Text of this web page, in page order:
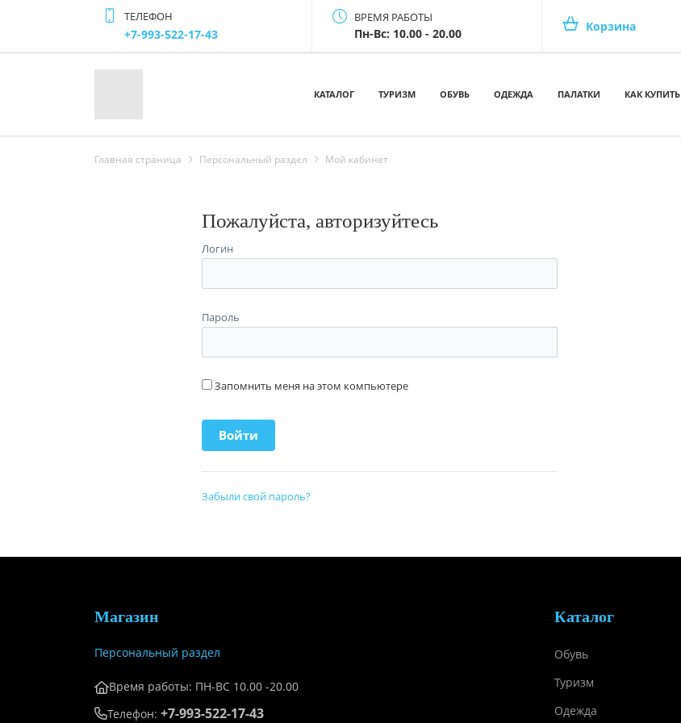
ТЕЛЕФОН
+7-993-522-17-43
ВРЕМЯ РАБОТЫ
Пн-Вс: 10.00 - 20.00 Корзина
КАТАЛОГ ТУРИЗМ ОБУВЬ ОДЕЖДА ПАЛАТКИ КАК КУПИТЬ
Главная страница Персональный раздел Мой кабинет
Пожалуйста, авторизуйтесь
Логин
Пароль
Запомнить меня на этом компьютере
Забыли свой пароль?
Магазин
Персональный раздел
Время работы: ПН-ВС 10.00 -20.00
Телефон: +7-993-522-17-43
Каталог
Обувь
Туризм
Одежда